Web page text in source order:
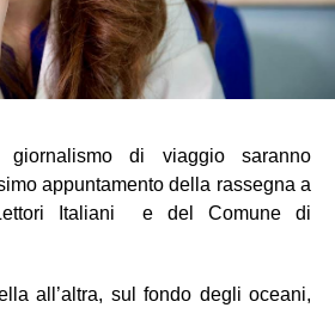
di viaggio saranno
appuntamento della rassegna a
Lettori Italiani e del Comune di
all’altra, sul fondo degli oceani,